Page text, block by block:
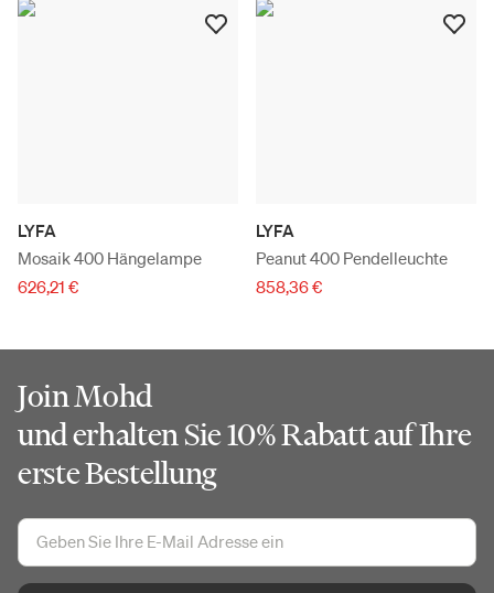
LYFA
Mosaik 400 Hängelampe
626,21 €
LYFA
Peanut 400 Pendelleuchte
858,36 €
Join Mohd
und erhalten Sie 10% Rabatt auf Ihre
erste Bestellung